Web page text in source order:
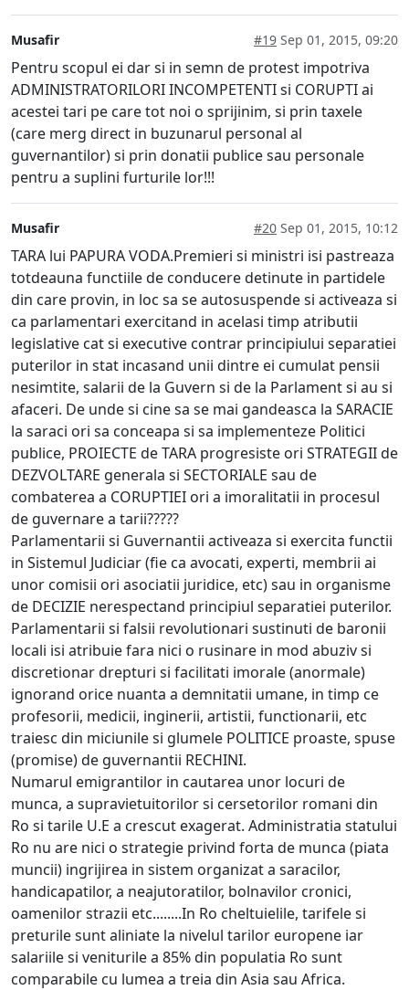
Musafir #19 Sep 01, 2015, 09:20
Pentru scopul ei dar si in semn de protest impotriva
ADMINISTRATORILORI INCOMPETENTI si CORUPTI ai
acestei tari pe care tot noi o sprijinim, si prin taxele
(care merg direct in buzunarul personal al
guvernantilor) si prin donatii publice sau personale
pentru a suplini furturile lor!!!
Musafir #20 Sep 01, 2015, 10:12
TARA lui PAPURA VODA.Premieri si ministri isi pastreaza
totdeauna functiile de conducere detinute in partidele
din care provin, in loc sa se autosuspende si activeaza si
ca parlamentari exercitand in acelasi timp atributii
legislative cat si executive contrar principiului separatiei
puterilor in stat incasand unii dintre ei cumulat pensii
nesimtite, salarii de la Guvern si de la Parlament si au si
afaceri. De unde si cine sa se mai gandeasca la SARACIE
la saraci ori sa conceapa si sa implementeze Politici
publice, PROIECTE de TARA progresiste ori STRATEGII de
DEZVOLTARE generala si SECTORIALE sau de
combaterea a CORUPTIEI ori a imoralitatii in procesul
de guvernare a tarii?????
Parlamentarii si Guvernantii activeaza si exercita functii
in Sistemul Judiciar (fie ca avocati, experti, membrii ai
unor comisii ori asociatii juridice, etc) sau in organisme
de DECIZIE nerespectand principiul separatiei puterilor.
Parlamentarii si falsii revolutionari sustinuti de baronii
locali isi atribuie fara nici o rusinare in mod abuziv si
discretionar drepturi si facilitati imorale (anormale)
ignorand orice nuanta a demnitatii umane, in timp ce
profesorii, medicii, inginerii, artistii, functionarii, etc
traiesc din miciunile si glumele POLITICE proaste, spuse
(promise) de guvernantii RECHINI.
Numarul emigrantilor in cautarea unor locuri de
munca, a supravietuitorilor si cersetorilor romani din
Ro si tarile U.E a crescut exagerat. Administratia statului
Ro nu are nici o strategie privind forta de munca (piata
muncii) ingrijirea in sistem organizat a saracilor,
handicapatilor, a neajutoratilor, bolnavilor cronici,
oamenilor strazii etc........In Ro cheltuielile, tarifele si
preturile sunt aliniate la nivelul tarilor europene iar
salariile si veniturile a 85% din populatia Ro sunt
comparabile cu lumea a treia din Asia sau Africa.